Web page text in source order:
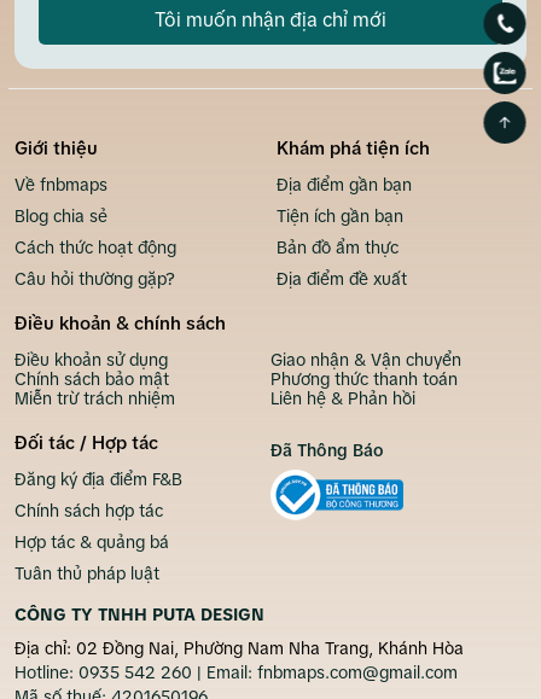
Tôi muốn nhận địa chỉ mới
Giới thiệu
Về fnbmaps
Blog chia sẻ
Cách thức hoạt động
Câu hỏi thường gặp?
Khám phá tiện ích
Địa điểm gần bạn
Tiện ích gần bạn
Bản đồ ẩm thực
Địa điểm đề xuất
Điều khoản & chính sách
Điều khoản sử dụng
Chính sách bảo mật
Miễn trừ trách nhiệm
Giao nhận & Vận chuyển
Phương thức thanh toán
Liên hệ & Phản hồi
Đối tác / Hợp tác
Đăng ký địa điểm F&B
Chính sách hợp tác
Hợp tác & quảng bá
Tuân thủ pháp luật
CÔNG TY TNHH PUTA DESIGN
Địa chỉ: 02 Đồng Nai, Phường Nam Nha Trang, Khánh Hòa
Hotline: 0935 542 260 | Email: fnbmaps.com@gmail.com
Đã Thông Báo